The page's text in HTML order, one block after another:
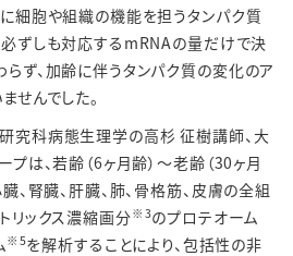
細胞や組織の機能を担うタンパク質
ずしも対応するmRNAの量だけで決
ず、加齢に伴うタンパク質の変化のア
せんでした。
究科病態生理学の高杉 征樹講師、大
は、若齢（6ヶ月齢）～老齢（30ヶ月
、腎臓、肝臓、肺、骨格筋、皮膚の全組
リックス濃縮画分※ 3のプロテオーム
※ 5を解析することにより、包括性の非